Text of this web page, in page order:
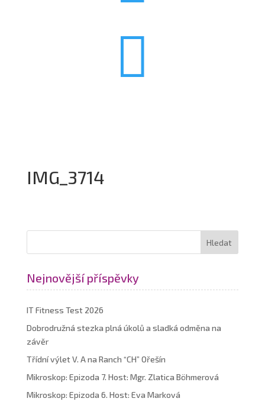

IMG_3714
Nejnovější příspěvky
IT Fitness Test 2026
Dobrodružná stezka plná úkolů a sladká odměna na
závěr
Třídní výlet V. A na Ranch “CH” Ořešín
Mikroskop: Epizoda 7. Host: Mgr. Zlatica Böhmerová
Mikroskop: Epizoda 6. Host: Eva Marková